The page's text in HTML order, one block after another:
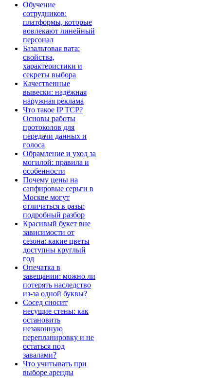
Обучение
сотрудников:
платформы, которые
вовлекают линейный
персонал
Базальтовая вата:
свойства,
характеристики и
секреты выбора
Качественные
вывески: надёжная
наружная реклама
Что такое IP TCP?
Основы работы
протоколов для
передачи данных и
голоса
Обрамление и уход за
могилой: правила и
особенности
Почему цены на
сапфировые серьги в
Москве могут
отличаться в разы:
подробный разбор
Красивый букет вне
зависимости от
сезона: какие цветы
доступны круглый
год
Опечатка в
завещании: можно ли
потерять наследство
из-за одной буквы?
Сосед сносит
несущие стены: как
остановить
незаконную
перепланировку и не
остаться под
завалами?
Что учитывать при
выборе аренды